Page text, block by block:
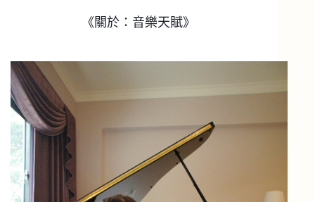
《關於：音樂天賦》